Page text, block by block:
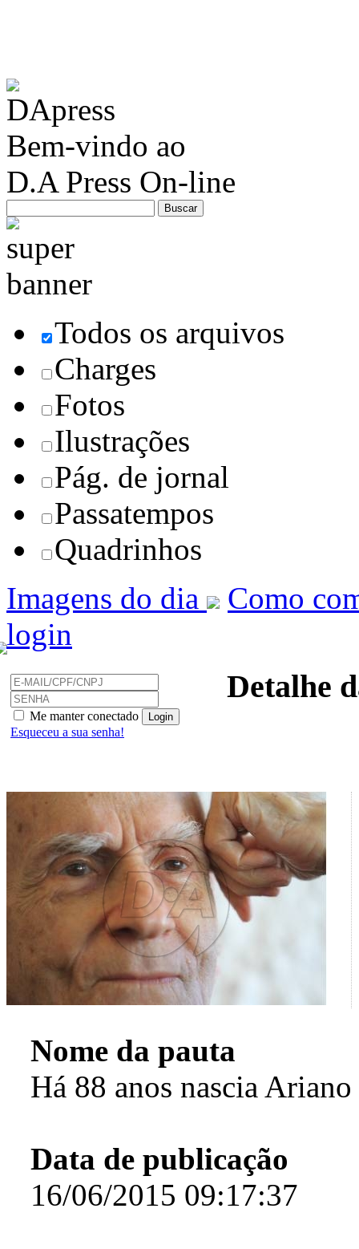
Bem-vindo ao
D.A Press On-line
Todos os arquivos
Charges
Fotos
Ilustrações
Pág. de jornal
Passatempos
Quadrinhos
Imagens do dia
Como
login
Me manter conectado
Esqueceu a sua senha!
Detalhe
Nome da pauta
Há 88 anos nascia Ariano
Data de publicação
16/06/2015 09:17:37